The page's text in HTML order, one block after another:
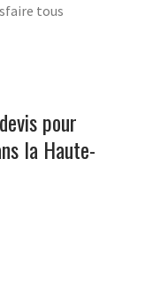
tous
pour
la Haute-